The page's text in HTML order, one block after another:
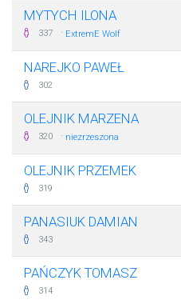
MYTYCH ILONA
337 · ExtremE Wolf
NAREJKO PAWEŁ
302
OLEJNIK MARZENA
320 · niezrzeszona
OLEJNIK PRZEMEK
319
PANASIUK DAMIAN
343
PAŃCZYK TOMASZ
314